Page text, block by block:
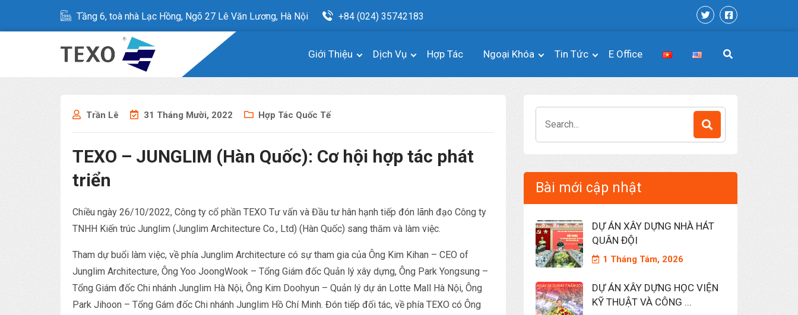
Tầng 6, toà nhà Lạc Hồng, Ngõ 27 Lê Văn Lương, Hà Nội +84 (024) 35742183
Giới Thiệu Dịch Vụ Hợp Tác Ngoại Khóa Tin Tức E Office
Trần Lê 31 Tháng Mười, 2022 Hợp Tác Quốc Tế
TEXO – JUNGLIM (Hàn Quốc): Cơ hội hợp tác phát
triển
Chiều ngày 26/10/2022, Công ty cổ phần TEXO Tư vấn và Đầu tư hân hạnh tiếp đón lãnh đạo Công ty
TNHH Kiến trúc Junglim (Junglim Architecture Co., Ltd) (Hàn Quốc) sang thăm và làm việc.
Tham dự buổi làm việc, về phía Junglim Architecture có sự tham gia của Ông Kim Kihan – CEO of
Junglim Architecture, Ông Yoo JoongWook – Tổng Giám đốc Quản lý xây dựng, Ông Park Yongsung –
Tổng Giám đốc Chi nhánh Junglim Hà Nội, Ông Kim Doohyun – Quản lý dự án Lotte Mall Hà Nội, Ông
Park Jihoon – Tổng Gám đốc Chi nhánh Junglim Hồ Chí Minh. Đón tiếp đối tác, về phía TEXO có Ông
for:
Bài mới cập nhật
DỰ ÁN XÂY DỰNG NHÀ HÁT
QUÂN ĐỘI
1 Tháng Tám, 2026
DỰ ÁN XÂY DỰNG HỌC VIỆN
KỸ THUẬT VÀ CÔNG ...